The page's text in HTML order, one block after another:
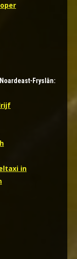
Fryslân:
in